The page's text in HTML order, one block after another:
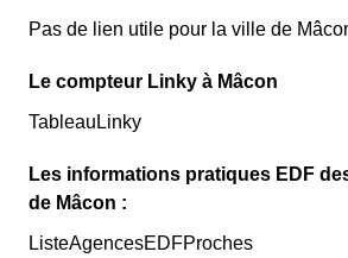
Pas de lien utile pour la ville de
Le compteur Linky à Mâcon
TableauLinky
Les informations pratiques EDF
de Mâcon :
ListeAgencesEDFProches